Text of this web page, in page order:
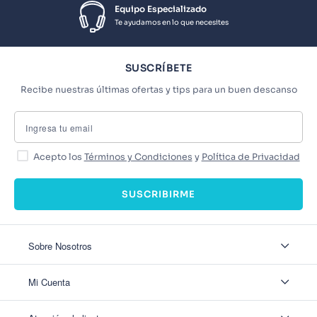
Equipo Especializado
Te ayudamos en lo que necesites
SUSCRÍBETE
Recibe nuestras últimas ofertas y tips para un buen descanso
Acepto los Términos y Condiciones y Política de Privacidad
SUSCRIBIRME
Sobre Nosotros
Nuestas tiendas
Mi Cuenta